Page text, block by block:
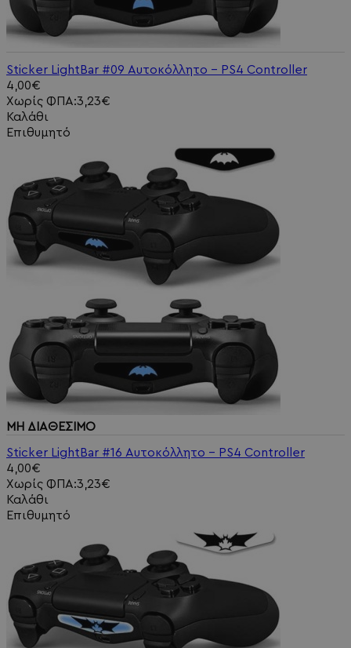
Sticker LightBar #09 Αυτοκόλλητο - PS4 Controller
4,00€
Χωρίς ΦΠΑ:3,23€
Καλάθι
Επιθυμητό
ΜΗ ΔΙΑΘΕΣΙΜΟ
Sticker LightBar #16 Αυτοκόλλητο - PS4 Controller
4,00€
Χωρίς ΦΠΑ:3,23€
Καλάθι
Επιθυμητό